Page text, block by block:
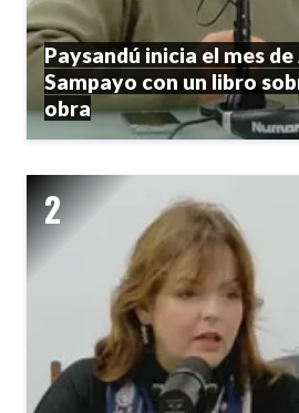
Paysandú inicia el mes
Sampayo con un libro
obra